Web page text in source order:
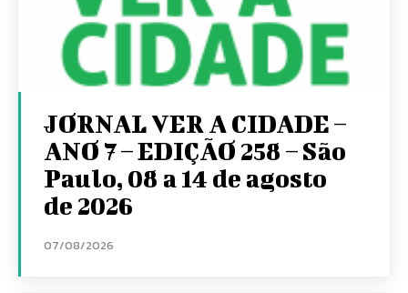
JORNAL VER A CIDADE –
ANO 7 – EDIÇÃO 258 – São
Paulo, 08 a 14 de agosto
de 2026
07/08/2026